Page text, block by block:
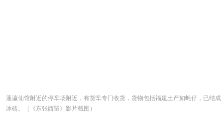
蓬瀛仙馆附近的停车场附近，有货车专门收货，货物包括福建土产如蚝仔，已结成
冰砖。（《东张西望》影片截图）